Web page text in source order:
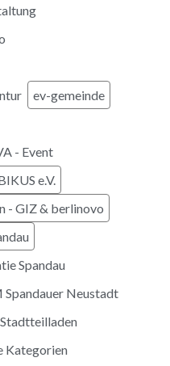
ev-gemeinde
- Event
e.V.
- GIZ & berlinovo
Spandau
Spandauer Neustadt
Stadtteilladen
Kategorien